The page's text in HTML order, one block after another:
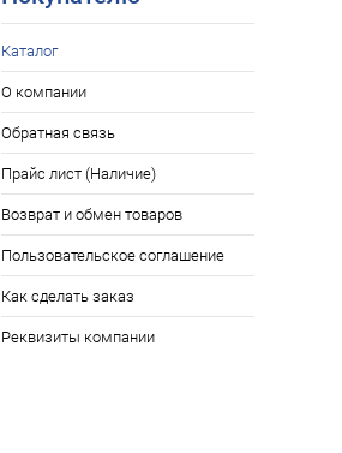
Каталог
О компании
Обратная связь
Прайс лист (Наличие)
Возврат и обмен товаров
Пользовательское соглашение
Как сделать заказ
Реквизиты компании